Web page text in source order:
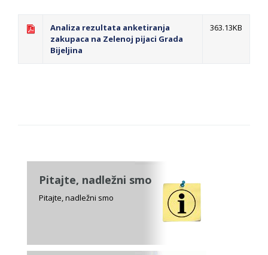
Analiza rezultata anketiranja
zakupaca na Zelenoj pijaci Grada
Bijeljina
363.13KB
Pitajte, nadležni smo
Pitajte, nadležni smo